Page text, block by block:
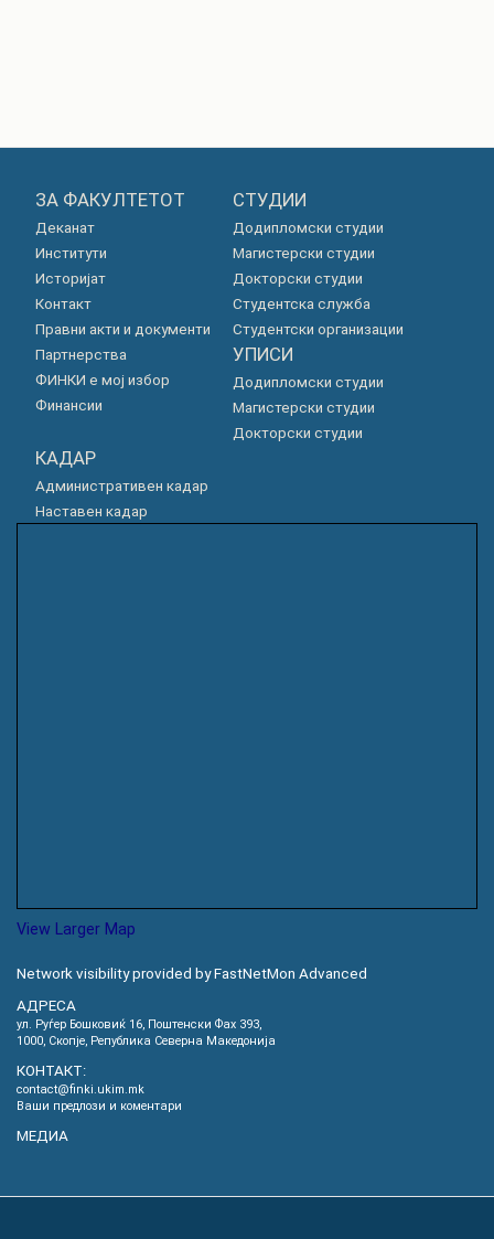
ЗА ФАКУЛТЕТОТ
Деканат
Институти
Историјат
Контакт
Правни акти и документи
Партнерства
ФИНКИ е мој избор
Финансии
СТУДИИ
Додипломски студии
Магистерски студии
Докторски студии
Студентска служба
Студентски организации
УПИСИ
Додипломски студии
Магистерски студии
Докторски студии
КАДАР
Административен кадар
Наставен кадар
View Larger Map
Network visibility provided by FastNetMon Advanced
АДРЕСА
ул. Руѓер Бошковиќ 16, Пoштенски Фах 393,
1000, Скопје, Република Северна Македонија
КОНТАКТ:
contact@finki.ukim.mk
Ваши предлози и коментари
МЕДИА